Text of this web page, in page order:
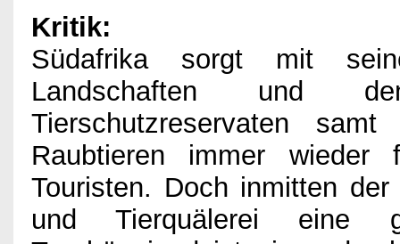
Kritik:
Südafrika sorgt mit
Landschaften und
Tierschutzreservaten
Raubtieren immer wieder
Touristen. Doch inmitten
und Tierquälerei eine